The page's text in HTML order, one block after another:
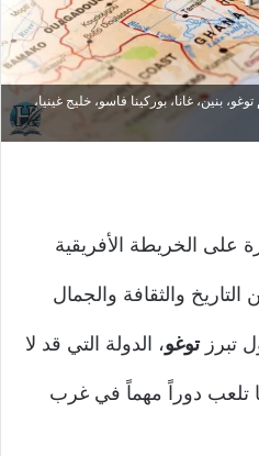
بنين، غانا، بوركينا فاسو، خليج غينيا،
على الخريطة الأفريقية
والثقافة والجمال
تبرزتوغو، الدولة التي قد لا
تلعب دوراً مهماً في غرب